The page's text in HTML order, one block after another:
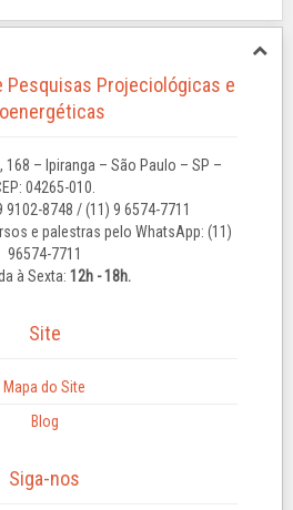
Pesquisas Projeciológicas e
168 – Ipiranga – São Paulo – SP –
04265-010.
9102-8748 / (11) 9 6574-7711
e palestras pelo WhatsApp: (11)
96574-7711
à Sexta: 12h - 18h.
Site
Mapa do Site
Blog
Siga-nos